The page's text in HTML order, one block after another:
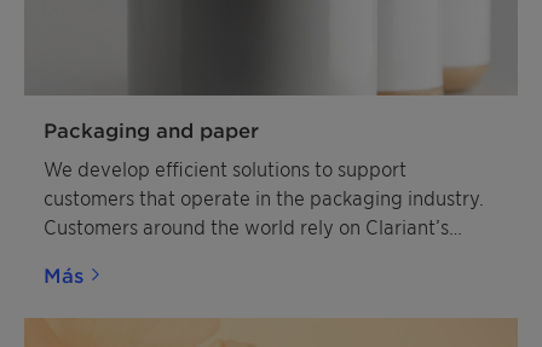
Packaging and paper
We develop efficient solutions to support
customers that operate in the packaging industry.
Customers around the world rely on Clariant’s
quality of packaging.
Más